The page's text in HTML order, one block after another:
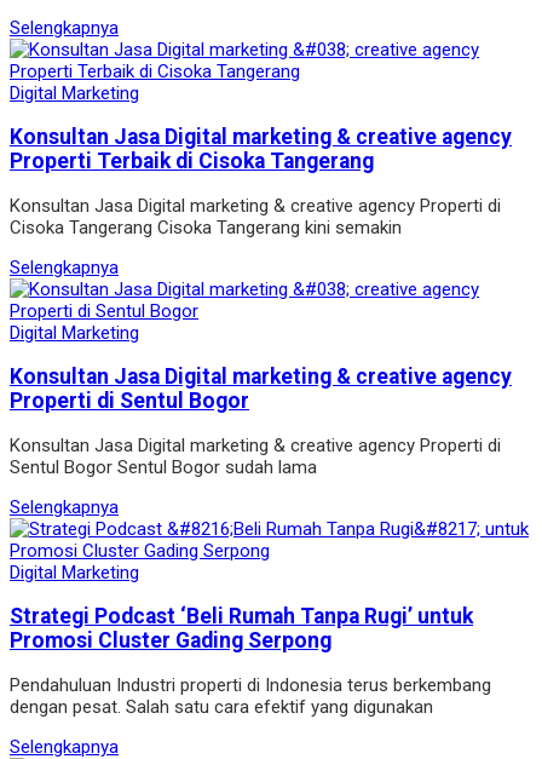
Selengkapnya
Digital Marketing
Konsultan Jasa Digital marketing & creative agency
Properti Terbaik di Cisoka Tangerang
Konsultan Jasa Digital marketing & creative agency Properti di
Cisoka Tangerang Cisoka Tangerang kini semakin
Selengkapnya
Digital Marketing
Konsultan Jasa Digital marketing & creative agency
Properti di Sentul Bogor
Konsultan Jasa Digital marketing & creative agency Properti di
Sentul Bogor Sentul Bogor sudah lama
Selengkapnya
Digital Marketing
Strategi Podcast ‘Beli Rumah Tanpa Rugi’ untuk
Promosi Cluster Gading Serpong
Pendahuluan Industri properti di Indonesia terus berkembang
dengan pesat. Salah satu cara efektif yang digunakan
Selengkapnya